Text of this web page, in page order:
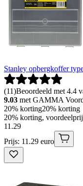
Stanley opbergkoffer
(11)Beoordeeld met 4.4
9.03 met GAMMA
20% korting20% korting
20% korting,
11 .29
Prijs: 11.29 euro